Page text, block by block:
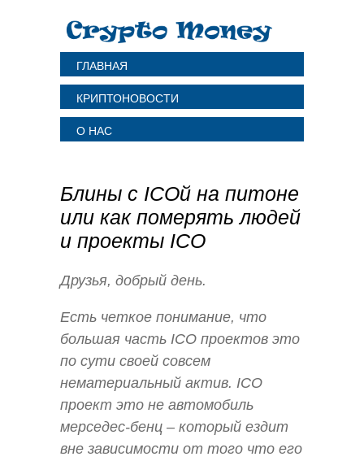
ГЛАВНАЯ
КРИПТОНОВОСТИ
О НАС
Блины с ICOй на питоне
или как померять людей
и проекты ICO
Друзья, добрый день.
Есть четкое понимание, что
большая часть ICO проектов это
по сути своей совсем
нематериальный актив. ICO
проект это не автомобиль
мерседес-бенц – который ездит
вне зависимости от того что его